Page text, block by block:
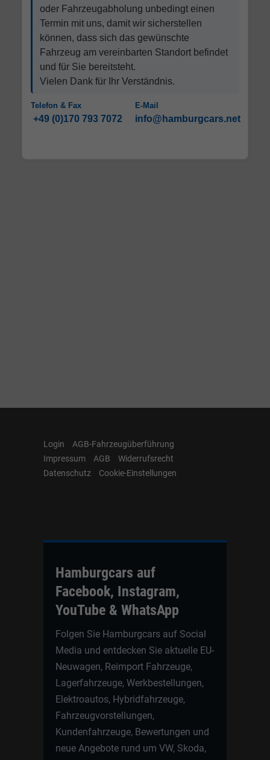
oder Fahrzeugabholung unbedingt einen
Termin mit uns, damit wir sicherstellen
können, dass sich das gewünschte
Fahrzeug am vereinbarten Standort befindet
und für Sie bereitsteht.
Vielen Dank für Ihr Verständnis.
Telefon & Fax
+49 (0)170 793 7072
E-Mail
info@hamburgcars.net
Login
AGB-Fahrzeugüberführung
Impressum
AGB
Widerrufsrecht
Datenschutz
Cookie-Einstellungen
Hamburgcars auf
Facebook, Instagram,
YouTube & WhatsApp
Folgen Sie Hamburgcars auf Social
Media und entdecken Sie aktuelle EU-
Neuwagen, Reimport Fahrzeuge,
Lagerfahrzeuge, Werkbestellungen,
Elektroautos, Hybridfahrzeuge,
Fahrzeugvorstellungen,
Kundenfahrzeuge, Bewertungen und
neue Angebote rund um VW, Skoda,